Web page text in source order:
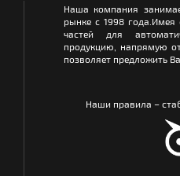
Наша компания
рынке с 1998
частей для
продукцию, напрямую
позволяет предложить
Наши правила –